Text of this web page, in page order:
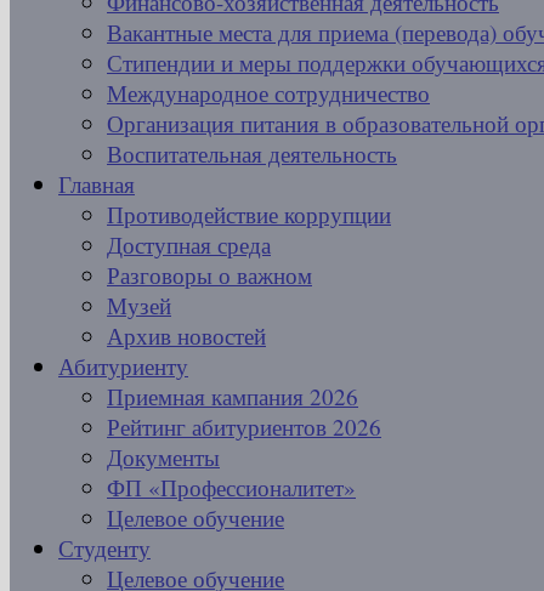
Вакантные места для приема (перевода)
Стипендии и меры поддержки
Международное сотрудничество
Организация питания в образовательной
Воспитательная деятельность
Главная
Противодействие коррупции
Доступная среда
Разговоры о важном
Музей
Архив новостей
Абитуриенту
Приемная кампания 2026
Рейтинг абитуриентов 2026
Документы
ФП «Профессионалитет»
Целевое обучение
Студенту
Целевое обучение